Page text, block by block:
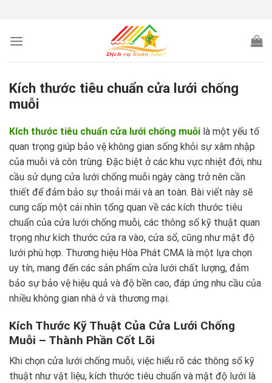
content
Kích thước tiêu chuẩn cửa lưới chống
muỗi
Kích thước tiêu chuẩn cửa lưới chống muỗi là một yếu tố
quan trọng giúp bảo vệ không gian sống khỏi sự xâm nhập
của muỗi và côn trùng. Đặc biệt ở các khu vực nhiệt đới, nhu
cầu sử dụng cửa lưới chống muỗi ngày càng trở nên cần
thiết để đảm bảo sự thoải mái và an toàn. Bài viết này sẽ
cung cấp một cái nhìn tổng quan về các kích thước tiêu
chuẩn của cửa lưới chống muỗi, các thông số kỹ thuật quan
trọng như kích thước cửa ra vào, cửa sổ, cũng như mật độ
lưới phù hợp. Thương hiệu Hòa Phát CMA là một lựa chọn
uy tín, mang đến các sản phẩm cửa lưới chất lượng, đảm
bảo sự bảo vệ hiệu quả và độ bền cao, đáp ứng nhu cầu của
nhiều không gian nhà ở và thương mại.
Kích Thước Kỹ Thuật Của Cửa Lưới Chống
Muỗi – Thành Phần Cốt Lõi
Khi chọn cửa lưới chống muỗi, việc hiểu rõ các thông số kỹ
thuật như vật liệu, kích thước tiêu chuẩn và mật độ lưới là